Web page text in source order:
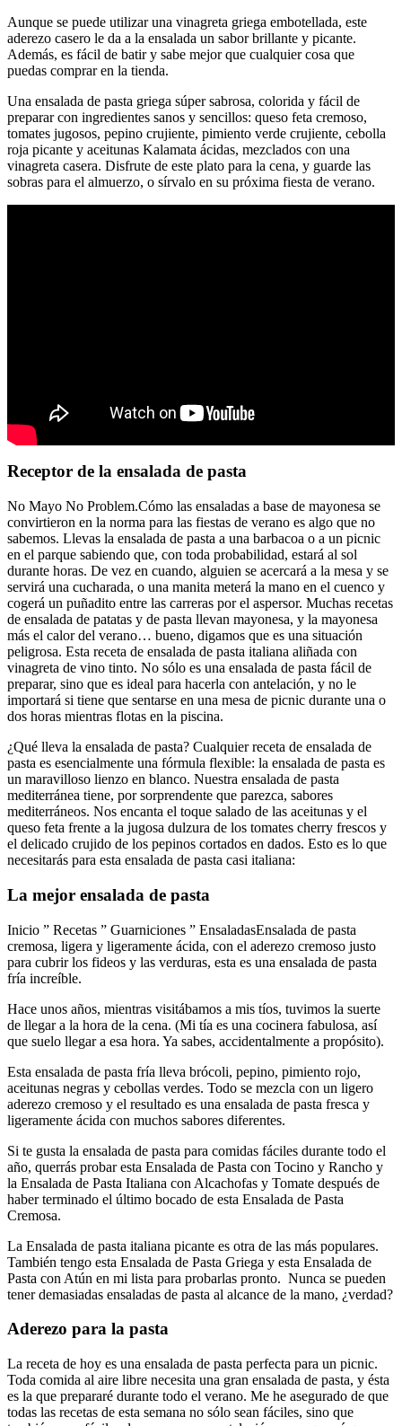
Aunque se puede utilizar una vinagreta griega embotellada, este
aderezo casero le da a la ensalada un sabor brillante y picante.
Además, es fácil de batir y sabe mejor que cualquier cosa que
puedas comprar en la tienda.
Una ensalada de pasta griega súper sabrosa, colorida y fácil de
preparar con ingredientes sanos y sencillos: queso feta cremoso,
tomates jugosos, pepino crujiente, pimiento verde crujiente, cebolla
roja picante y aceitunas Kalamata ácidas, mezclados con una
vinagreta casera. Disfrute de este plato para la cena, y guarde las
sobras para el almuerzo, o sírvalo en su próxima fiesta de verano.
Receptor de la ensalada de pasta
No Mayo No Problem.Cómo las ensaladas a base de mayonesa se
convirtieron en la norma para las fiestas de verano es algo que no
sabemos. Llevas la ensalada de pasta a una barbacoa o a un picnic
en el parque sabiendo que, con toda probabilidad, estará al sol
durante horas. De vez en cuando, alguien se acercará a la mesa y se
servirá una cucharada, o una manita meterá la mano en el cuenco y
cogerá un puñadito entre las carreras por el aspersor. Muchas recetas
de ensalada de patatas y de pasta llevan mayonesa, y la mayonesa
más el calor del verano… bueno, digamos que es una situación
peligrosa. Esta receta de ensalada de pasta italiana aliñada con
vinagreta de vino tinto. No sólo es una ensalada de pasta fácil de
preparar, sino que es ideal para hacerla con antelación, y no le
importará si tiene que sentarse en una mesa de picnic durante una o
dos horas mientras flotas en la piscina.
¿Qué lleva la ensalada de pasta? Cualquier receta de ensalada de
pasta es esencialmente una fórmula flexible: la ensalada de pasta es
un maravilloso lienzo en blanco. Nuestra ensalada de pasta
mediterránea tiene, por sorprendente que parezca, sabores
mediterráneos. Nos encanta el toque salado de las aceitunas y el
queso feta frente a la jugosa dulzura de los tomates cherry frescos y
el delicado crujido de los pepinos cortados en dados. Esto es lo que
necesitarás para esta ensalada de pasta casi italiana:
La mejor ensalada de pasta
Inicio ” Recetas ” Guarniciones ” EnsaladasEnsalada de pasta
cremosa, ligera y ligeramente ácida, con el aderezo cremoso justo
para cubrir los fideos y las verduras, esta es una ensalada de pasta
fría increíble.
Hace unos años, mientras visitábamos a mis tíos, tuvimos la suerte
de llegar a la hora de la cena. (Mi tía es una cocinera fabulosa, así
que suelo llegar a esa hora. Ya sabes, accidentalmente a propósito).
Esta ensalada de pasta fría lleva brócoli, pepino, pimiento rojo,
aceitunas negras y cebollas verdes. Todo se mezcla con un ligero
aderezo cremoso y el resultado es una ensalada de pasta fresca y
ligeramente ácida con muchos sabores diferentes.
Si te gusta la ensalada de pasta para comidas fáciles durante todo el
año, querrás probar esta Ensalada de Pasta con Tocino y Rancho y
la Ensalada de Pasta Italiana con Alcachofas y Tomate después de
haber terminado el último bocado de esta Ensalada de Pasta
Cremosa.
La Ensalada de pasta italiana picante es otra de las más populares.
También tengo esta Ensalada de Pasta Griega y esta Ensalada de
Pasta con Atún en mi lista para probarlas pronto. Nunca se pueden
tener demasiadas ensaladas de pasta al alcance de la mano, ¿verdad?
Aderezo para la pasta
La receta de hoy es una ensalada de pasta perfecta para un picnic.
Toda comida al aire libre necesita una gran ensalada de pasta, y ésta
es la que prepararé durante todo el verano. Me he asegurado de que
todas las recetas de esta semana no sólo sean fáciles, sino que